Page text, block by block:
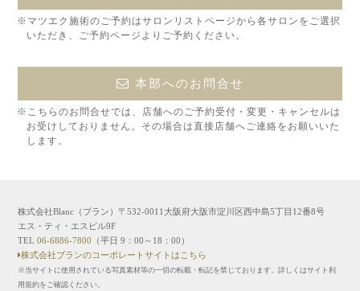
※マツエク施術のご予約はサロンリストページから各サロンをご選択
いただき、ご予約ページよりご予約ください。
本部へのお問合せ
※こちらのお問合せでは、店舗へのご予約受付・変更・キャンセルは
お受けしておりません。その場合は直接店舗へご連絡をお願いいた
します。
株式会社Blanc（ブラン）〒532-0011大阪府大阪市淀川区西中島5丁目12番8号
エス・ティ・エスビル9F
TEL06-6886-7800
（平日 9：00～18：00）
株式会社ブランのコーポレートサイトはこちら
※当サイトに使用されている写真素材等の一切の転載・転記を禁じております。詳しくはサイト利
用規約をご確認ください。